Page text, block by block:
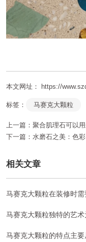
本文网址： https://
标签： 马赛克大颗粒
上一篇： 聚合肌理石可以
下一篇： 水磨石之美：色
相关文章
马赛克大颗粒在装修时需
马赛克大颗粒独特的艺术
马赛克大颗粒的特点主